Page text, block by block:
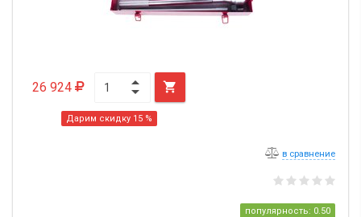
26 924 
Дарим скидку 15 %
в сравнение
популярность: 0.50